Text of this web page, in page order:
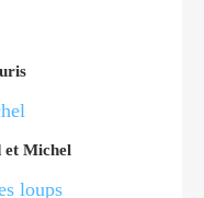
et Michel